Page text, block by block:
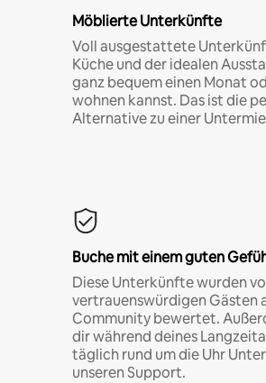
Möblierte Unterkünfte
Voll ausgestattete
Küche und der idealen
ganz bequem einen Monat
wohnen kannst. Das ist die
Alternative zu einer
Buche mit einem guten
Diese Unterkünfte wurden
vertrauenswürdigen Gästen
Community bewertet.
dir während deines
täglich rund um die Uhr
unseren Support.